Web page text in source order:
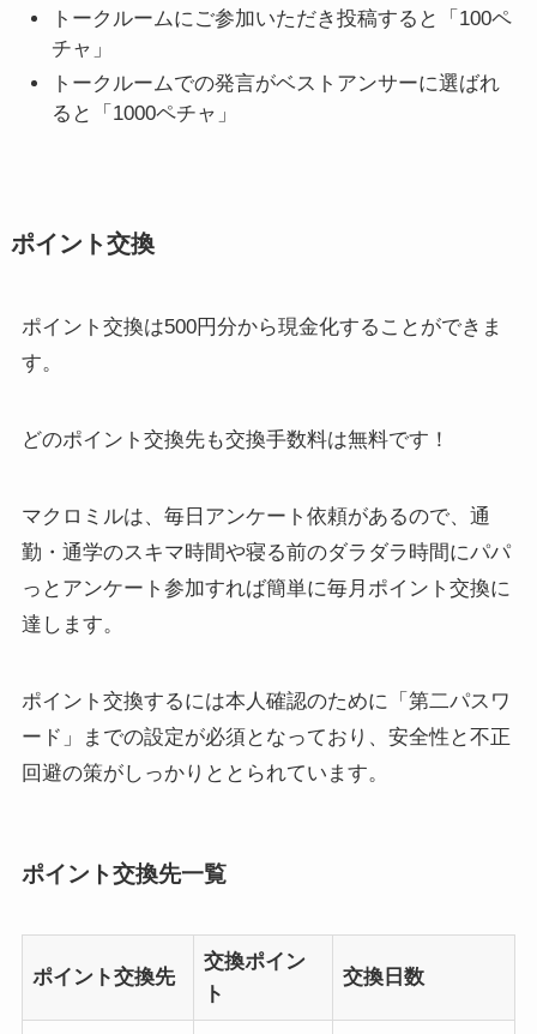
トークルームにご参加いただき投稿すると「100ペ
チャ」
トークルームでの発言がベストアンサーに選ばれ
ると「1000ペチャ」
ポイント交換
ポイント交換は500円分から現金化することができま
す。
どのポイント交換先も交換手数料は無料です！
マクロミルは、毎日アンケート依頼があるので、通
勤・通学のスキマ時間や寝る前のダラダラ時間にパパ
っとアンケート参加すれば簡単に毎月ポイント交換に
達します。
ポイント交換するには本人確認のために「第二パスワ
ード」までの設定が必須となっており、安全性と不正
回避の策がしっかりととられています。
ポイント交換先一覧
ポイント交換先
交換ポイン
ト
交換日数